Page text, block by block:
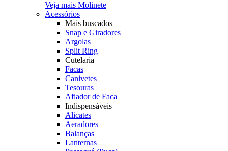
Veja mais Molinete
Acessórios
Mais buscados
Snap e Giradores
Argolas
Split Ring
Cutelaria
Facas
Canivetes
Tesouras
Afiador de Faca
Indispensáveis
Alicates
Aeradores
Balanças
Lanternas